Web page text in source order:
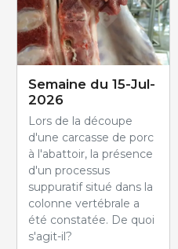
Semaine du 15-Jul-
2026
Lors de la découpe
d'une carcasse de porc
à l'abattoir, la présence
d'un processus
suppuratif situé dans la
colonne vertébrale a
été constatée. De quoi
s'agit-il?